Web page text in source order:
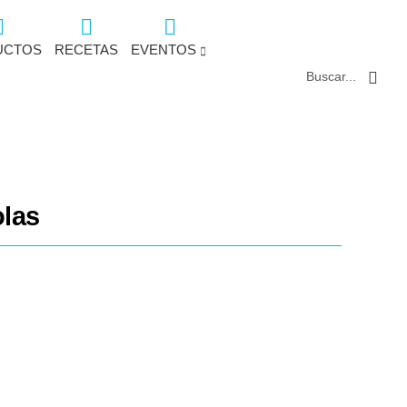
RECETAS EVENTOS
Buscar...